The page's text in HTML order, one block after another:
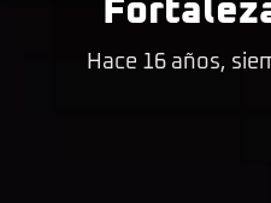
Hace 16 años,